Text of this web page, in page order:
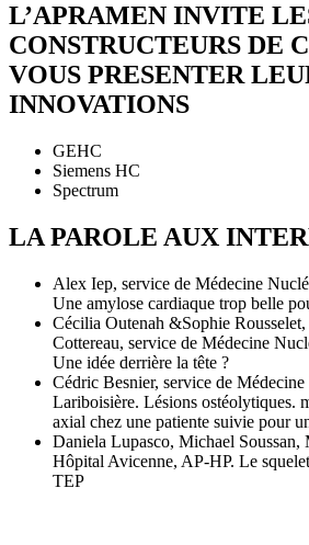
L’APRAMEN INVITE
CONSTRUCTEURS DE
VOUS PRESENTER
INNOVATIONS
GEHC
Siemens HC
Spectrum
LA PAROLE AUX
Alex Iep, service de Médecine
Une amylose cardiaque trop belle
Cécilia Outenah &Sophie
Cottereau, service de Médecine
Une idée derrière la tête ?
Cédric Besnier, service de
Lariboisière. Lésions ostéolytiques.
axial chez une patiente suivie pour
Daniela Lupasco, Michael Soussan,
Hôpital Avicenne, AP-HP. Le
TEP